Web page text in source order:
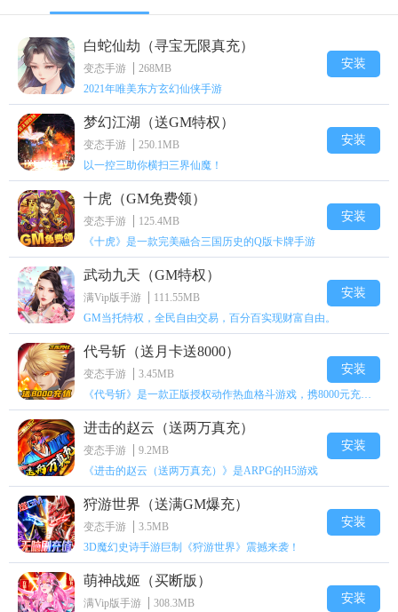
白蛇仙劫（寻宝无限真充）
变态手游
268MB
2021年唯美东方玄幻仙侠手游
安装
梦幻江湖（送GM特权）
变态手游
250.1MB
以一控三助你横扫三界仙魔！
安装
十虎（GM免费领）
变态手游
125.4MB
《十虎》是一款完美融合三国历史的Q版卡牌手游
安装
武动九天（GM特权）
满Vip版手游
111.55MB
GM当托特权，全民自由交易，百分百实现财富自由。
安装
代号斩（送月卡送8000）
变态手游
3.45MB
安装
进击的赵云（送两万真充）
变态手游
9.2MB
《进击的赵云（送两万真充）》是ARPG的H5游戏
安装
狩游世界（送满GM爆充）
变态手游
3.5MB
3D魔幻史诗手游巨制《狩游世界》震撼来袭！
安装
萌神战姬（买断版）
满Vip版手游 308.3MB 安装